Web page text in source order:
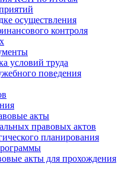
осуществления
контроля
условий труда
поведения
акты
правовых актов
планирования
акты для прохождения